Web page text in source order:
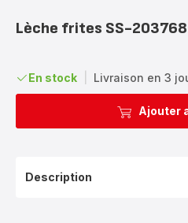
Lèche frites SS-203768
En stock Livraison en 3
Ajouter
Description